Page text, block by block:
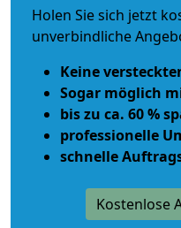
Holen Sie sich jetzt
unverbindliche
Keine
Sogar möglich
bis zu ca. 60 %
professionelle
schnelle
Kostenlose